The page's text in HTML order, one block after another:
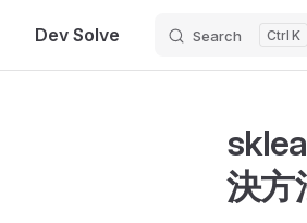
Skip to content
Dev Solve Search K
決方